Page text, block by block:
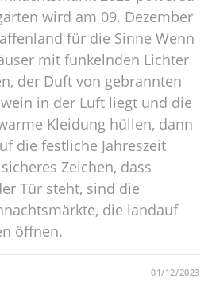
wird am 09. Dezember
für die Sinne Wenn
mit funkelnden Lichter
der Duft von gebrannten
in der Luft liegt und die
Kleidung hüllen, dann
die festliche Jahreszeit
Zeichen, dass
Tür steht, sind die
die landauf
öffnen.
01/12/2023